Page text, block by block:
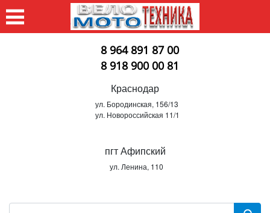
8 964 891 87 00
8 918 900 00 81
Краснодар
ул. Бородинская, 156/13
ул. Новороссийская 11/1
пгт Афипский
ул. Ленина, 110